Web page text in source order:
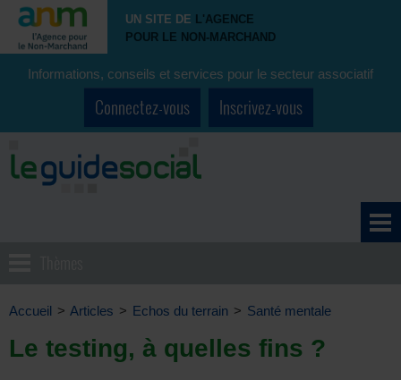
UN SITE DE L'AGENCE
POUR LE NON-MARCHAND
Informations, conseils et services pour le secteur associatif
Connectez-vous Inscrivez-vous
Accueil > Articles > Echos du terrain > Santé mentale
Le testing, à quelles fins ?